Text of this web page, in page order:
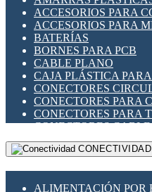
INDICADORES PARA
INTERFACES DE RELÉ
INTERRUPTORES FIN
LLAVES
MEDIDORES DE
MOTORES PASO A
PANTALLAS HMI
PLC -
PROGRAMADORES
RELÉS DE
SENSORES
ACCESORIOS PARA
ACCESORIOS PARA
BATERÍAS
BORNES PARA PCB
CABLE PLANO
CAJA PLÁSTICA
CONECTORES
CONECTORES PARA
CONECTORES PARA
CONECTORES CABLE
CONECTORES PCB A
DIP SWITCHES
HERRAMIENTAS
CONECTIVIDAD
ALIMENTACIÓN POR